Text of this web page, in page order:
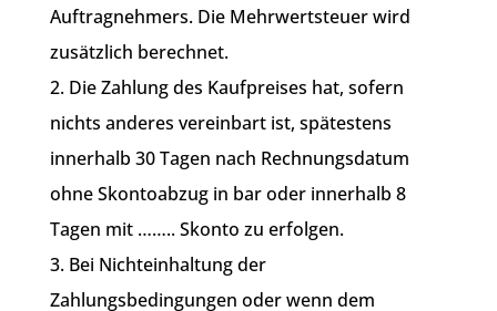
Auftragnehmers. Die Mehrwertsteuer wird
zusätzlich berechnet.
2. Die Zahlung des Kaufpreises hat, sofern
nichts anderes vereinbart ist, spätestens
innerhalb 30 Tagen nach Rechnungsdatum
ohne Skontoabzug in bar oder innerhalb 8
Tagen mit …….. Skonto zu erfolgen.
3. Bei Nichteinhaltung der
Zahlungsbedingungen oder wenn dem